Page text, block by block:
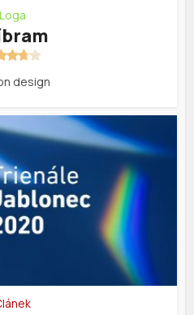
Loga
design